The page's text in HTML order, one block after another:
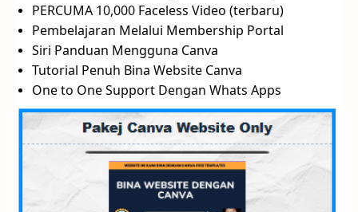
PERCUMA 10,000 Faceless Video (terbaru)
Pembelajaran Melalui Membership Portal
Siri Panduan Mengguna Canva
Tutorial Penuh Bina Website Canva
One to One Support Dengan Whats Apps